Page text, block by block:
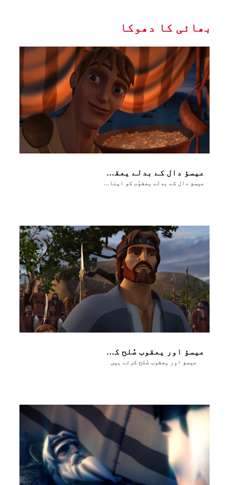
بھائی کا دھوکا
عیسؤ دال کے بدلے یعقوُب کو اپنا پیلوٹھے کا حق بیچ دیتا ہے
عیسؤ دال کے بدلے یعقوُب کو اپنا پیلوٹھے کا حق بیچ دیتا ہے
عیسؤ اور یعقوب صُلح کرتے ہیں
عیسؤ اور یعقوب صُلح کرتے ہیں